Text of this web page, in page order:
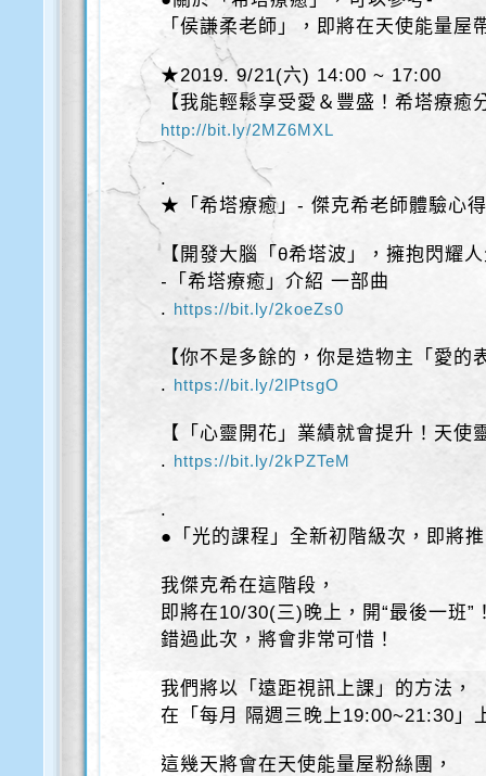
「侯謙柔老師」，即將在天使能量屋
★2019. 9/21(六) 14:00 ~ 17:00
【我能輕鬆享受愛＆豐盛！希塔療癒
http://bit.ly/2MZ6MXL
.
★「希塔療癒」- 傑克希老師體驗心
【開發大腦「θ希塔波」，擁抱閃耀
-「希塔療癒」介紹 一部曲
. https://bit.ly/2koeZs0
【你不是多餘的，你是造物主「愛的
. https://bit.ly/2lPtsgO
【「心靈開花」業績就會提升！天使
. https://bit.ly/2kPZTeM
.
●「光的課程」全新初階級次，即將
我傑克希在這階段，
即將在10/30(三)晚上，開“最後一班”
錯過此次，將會非常可惜！
我們將以「遠距視訊上課」的方法，
在「每月 隔週三晚上19:00~21:30」
這幾天將會在天使能量屋粉絲團，